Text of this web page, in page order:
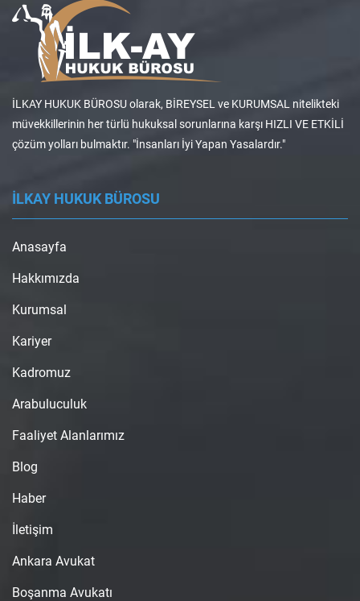
İLKAY HUKUK BÜROSU olarak, BİREYSEL ve KURUMSAL nitelikteki
müvekkillerinin her türlü hukuksal sorunlarına karşı HIZLI VE ETKİLİ
çözüm yolları bulmaktır. "İnsanları İyi Yapan Yasalardır."
İLKAY HUKUK BÜROSU
Anasayfa
Hakkımızda
Kurumsal
Kariyer
Kadromuz
Arabuluculuk
Faaliyet Alanlarımız
Blog
Haber
İletişim
Ankara Avukat
Boşanma Avukatı